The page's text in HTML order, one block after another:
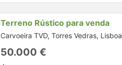
Terreno Rústico para venda
Carvoeira TVD, Torres Vedras, Lisboa
50.000 €